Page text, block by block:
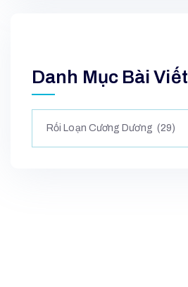
Danh Mục Bài Viết
Rối Loạn Cương Dương (29)